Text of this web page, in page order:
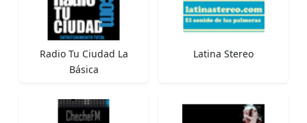
Radio Tu Ciudad La
Básica
Latina Stereo